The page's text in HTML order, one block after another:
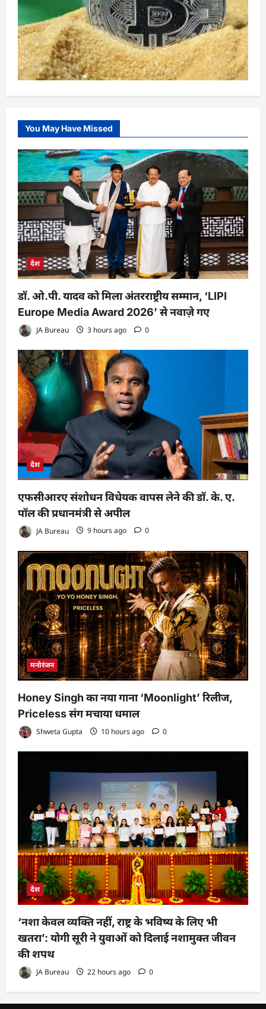
You May Have Missed
देश
डॉ. ओ.पी. यादव को मिला अंतरराष्ट्रीय सम्मान, ‘LIPI
Europe Media Award 2026’ से नवाज़े गए
JA Bureau 3 hours ago 0
देश
एफसीआरए संशोधन विधेयक वापस लेने की डॉ. के. ए.
पॉल की प्रधानमंत्री से अपील
JA Bureau 9 hours ago 0
मनोरंजन
Honey Singh का नया गाना ‘Moonlight’ रिलीज,
Priceless संग मचाया धमाल
Shweta Gupta 10 hours ago 0
देश
‘नशा केवल व्यक्ति नहीं, राष्ट्र के भविष्य के लिए भी
खतरा’: योगी सूरी ने युवाओं को दिलाई नशामुक्त जीवन
की शपथ
JA Bureau 22 hours ago 0